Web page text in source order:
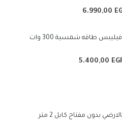
6.990,00
هو:
طاقه شمسية 300 وات
5.400,00السعر
بدون مفتاح كابل 2 متر